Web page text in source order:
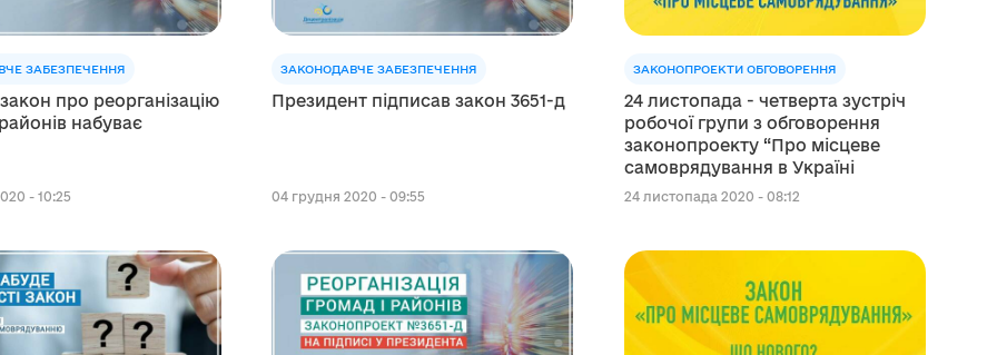
ЗАБЕЗПЕЧЕННЯ
про реорганізацію
набуває
- 10:25
ЗАКОНОДАВЧЕ ЗАБЕЗПЕЧЕННЯ
Президент підписав закон 3651-д
04 грудня 2020 - 09:55
ЗАКОНОПРОЕКТИ ОБГОВОРЕННЯ
24 листопада - четверта зустріч
робочої групи з обговорення
законопроекту “Про місцеве
самоврядування в Україні
24 листопада 2020 - 08:12